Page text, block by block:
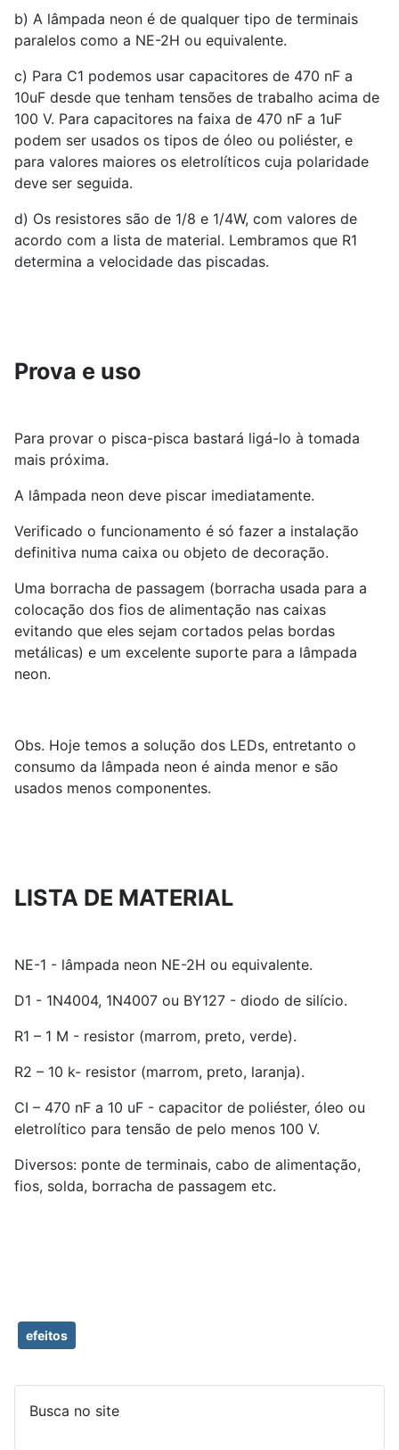
b) A lâmpada neon é de qualquer tipo de terminais
paralelos como a NE-2H ou equivalente.
c) Para C1 podemos usar capacitores de 470 nF a
10uF desde que tenham tensões de trabalho acima de
100 V. Para capacitores na faixa de 470 nF a 1uF
podem ser usados os tipos de óleo ou poliéster, e
para valores maiores os eletrolíticos cuja polaridade
deve ser seguida.
d) Os resistores são de 1/8 e 1/4W, com valores de
acordo com a lista de material. Lembramos que R1
determina a velocidade das piscadas.
Prova e uso
Para provar o pisca-pisca bastará ligá-lo à tomada
mais próxima.
A lâmpada neon deve piscar imediatamente.
Verificado o funcionamento é só fazer a instalação
definitiva numa caixa ou objeto de decoração.
Uma borracha de passagem (borracha usada para a
colocação dos fios de alimentação nas caixas
evitando que eles sejam cortados pelas bordas
metálicas) e um excelente suporte para a lâmpada
neon.
Obs. Hoje temos a solução dos LEDs, entretanto o
consumo da lâmpada neon é ainda menor e são
usados menos componentes.
LISTA DE MATERIAL
NE-1 - lâmpada neon NE-2H ou equivalente.
D1 - 1N4004, 1N4007 ou BY127 - diodo de silício.
R1 – 1 M - resistor (marrom, preto, verde).
R2 – 10 k- resistor (marrom, preto, laranja).
CI – 470 nF a 10 uF - capacitor de poliéster, óleo ou
eletrolítico para tensão de pelo menos 100 V.
Diversos: ponte de terminais, cabo de alimentação,
fios, solda, borracha de passagem etc.
efeitos
Busca no site